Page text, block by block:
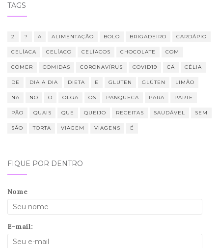
TAGS
2 ? A ALIMENTAÇÃO BOLO BRIGADEIRO CARDÁPIO
CELÍACA CELÍACO CELÍACOS CHOCOLATE COM
COMER COMIDAS CORONAVÍRUS COVID19 CÁ CÉLIA
DE DIA A DIA DIETA E GLUTEN GLÚTEN LIMÃO
NA NO O OLGA OS PANQUECA PARA PARTE
PÃO QUAIS QUE QUEIJO RECEITAS SAUDÁVEL SEM
SÃO TORTA VIAGEM VIAGENS É
FIQUE POR DENTRO
Nome
E-mail: